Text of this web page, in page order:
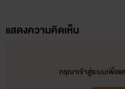
แสดงความคิดเห็น
กรุณาเข้าสู่ระบบเพื่อ